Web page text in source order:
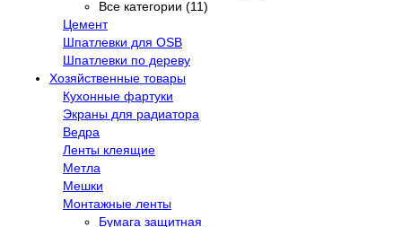
Все категории (11)
Цемент
Шпатлевки для OSB
Шпатлевки по дереву
Хозяйственные товары
Кухонные фартуки
Экраны для радиатора
Ведра
Ленты клеящие
Метла
Мешки
Монтажные ленты
Бумага защитная